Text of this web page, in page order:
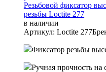
Резьбовой фиксатор
резьбы Loctite 277
в наличии
Артикул: Loctite 277
Фиксатор резьбы
Ручная прочность на